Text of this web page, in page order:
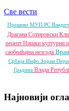
Све вести
Прешево МУП РС
Драгана Сотировски
рецепт Нишки културни
саобраћајна незгода
Србија Инфо Зоран
Градина Влада
Најновији